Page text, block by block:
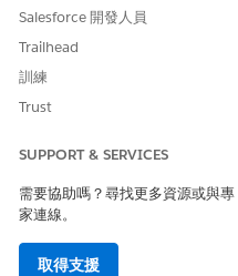
Salesforce 開發人員
Trailhead
訓練
Trust
SUPPORT & SERVICES
需要協助嗎？尋找更多資源或與專
家連線。
取得支援